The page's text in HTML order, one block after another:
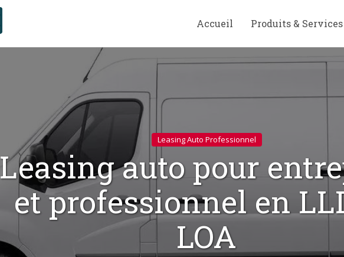
Accueil Produits & Services
Leasing Auto Professionnel
Leasing auto pour
et professionnel en
LOA